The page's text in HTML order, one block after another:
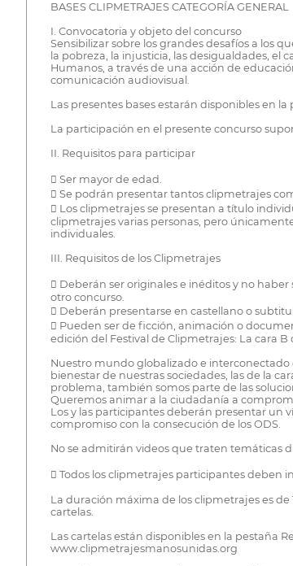
BASES CLIPMETRAJES CATEGORÍA GENERAL
I. Convocatoria y objeto del concurso
Sensibilizar sobre los grandes desafíos a los
la pobreza, la injusticia, las desigualdades, el
Humanos, a través de una acción de
comunicación audiovisual.
Las presentes bases estarán disponibles en
La participación en el presente concurso
II. Requisitos para participar
 Ser mayor de edad.
 Se podrán presentar tantos clipmetrajes
 Los clipmetrajes se presentan a título
clipmetrajes varias personas, pero
individuales.
III. Requisitos de los Clipmetrajes
 Deberán ser originales e inéditos y no
otro concurso.
 Deberán presentarse en castellano o
 Pueden ser de ficción, animación o
edición del Festival de Clipmetrajes: La cara
Nuestro mundo globalizado e interconectado
bienestar de nuestras sociedades, las de la
problema, también somos parte de las
Queremos animar a la ciudadanía a
Los y las participantes deberán presentar un
compromiso con la consecución de los ODS.
No se admitirán videos que traten temáticas
 Todos los clipmetrajes participantes deben
La duración máxima de los clipmetrajes es
cartelas.
Las cartelas están disponibles en la pestaña
www.clipmetrajesmanosunidas.org